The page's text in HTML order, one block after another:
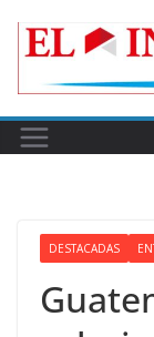
DESTACADAS